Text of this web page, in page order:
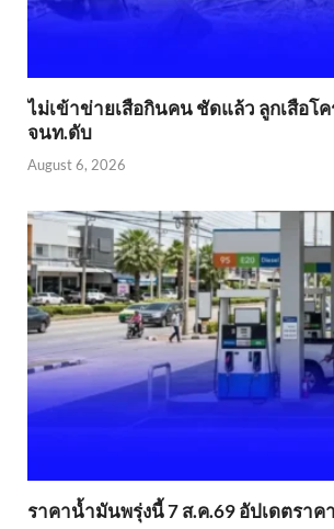
ไม่เข้าข่าย​เสือกินคน ชัดแล้ว ลูกเสือโ
จนท.ดับ
August 6, 2026
ราคาน้ำมันพรุ่งนี้ 7 ส.ค.69 อัปเดตรา